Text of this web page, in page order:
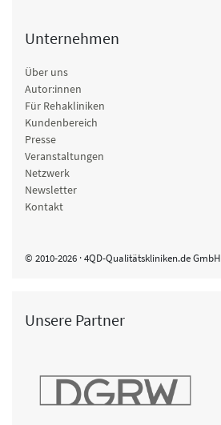
Unternehmen
Über uns
Autor:innen
Für Rehakliniken
Kundenbereich
Presse
Veranstaltungen
Netzwerk
Newsletter
Kontakt
© 2010-2026 · 4QD-Qualitätskliniken.de GmbH
Unsere Partner